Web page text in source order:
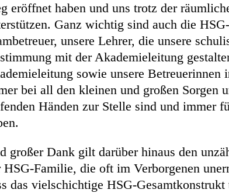
eröffnet haben und uns trotz der
Ganz wichtig sind auch die
unsere Lehrer, die unsere
mit der Akademieleitung
sowie unsere Betreuerinnen
bei all den kleinen und großen Sorgen
Händen zur Stelle sind und immer
großer Dank gilt darüber hinaus den
HSG-Familie, die oft im Verborgenen
das vielschichtige HSG-